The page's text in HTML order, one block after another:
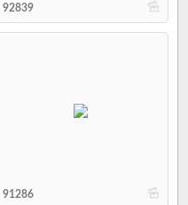
b
92839
b
91286